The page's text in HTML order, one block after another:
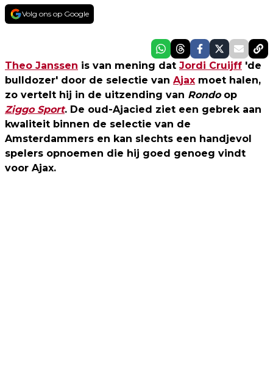
Volg ons op Google
Theo Janssen is van mening dat Jordi Cruijff 'de
bulldozer' door de selectie van Ajax moet halen,
zo vertelt hij in de uitzending van Rondoop
Ziggo Sport. De oud-Ajacied ziet een gebrek aan
kwaliteit binnen de selectie van de
Amsterdammers en kan slechts een handjevol
spelers opnoemen die hij goed genoeg vindt
voor Ajax.